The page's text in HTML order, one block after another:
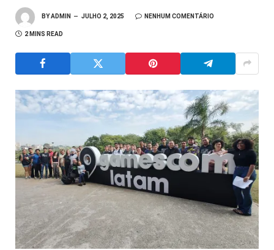
BYADMIN JULHO 2, 2025 NENHUM COMENTÁRIO
2 MINS READ